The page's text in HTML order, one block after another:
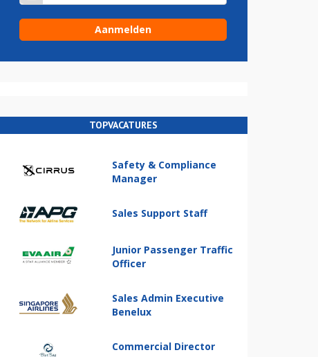
TOPVACATURES
Safety & Compliance
Manager
Sales Support Staff
Junior Passenger Traffic
Officer
Sales Admin Executive
Benelux
Commercial Director